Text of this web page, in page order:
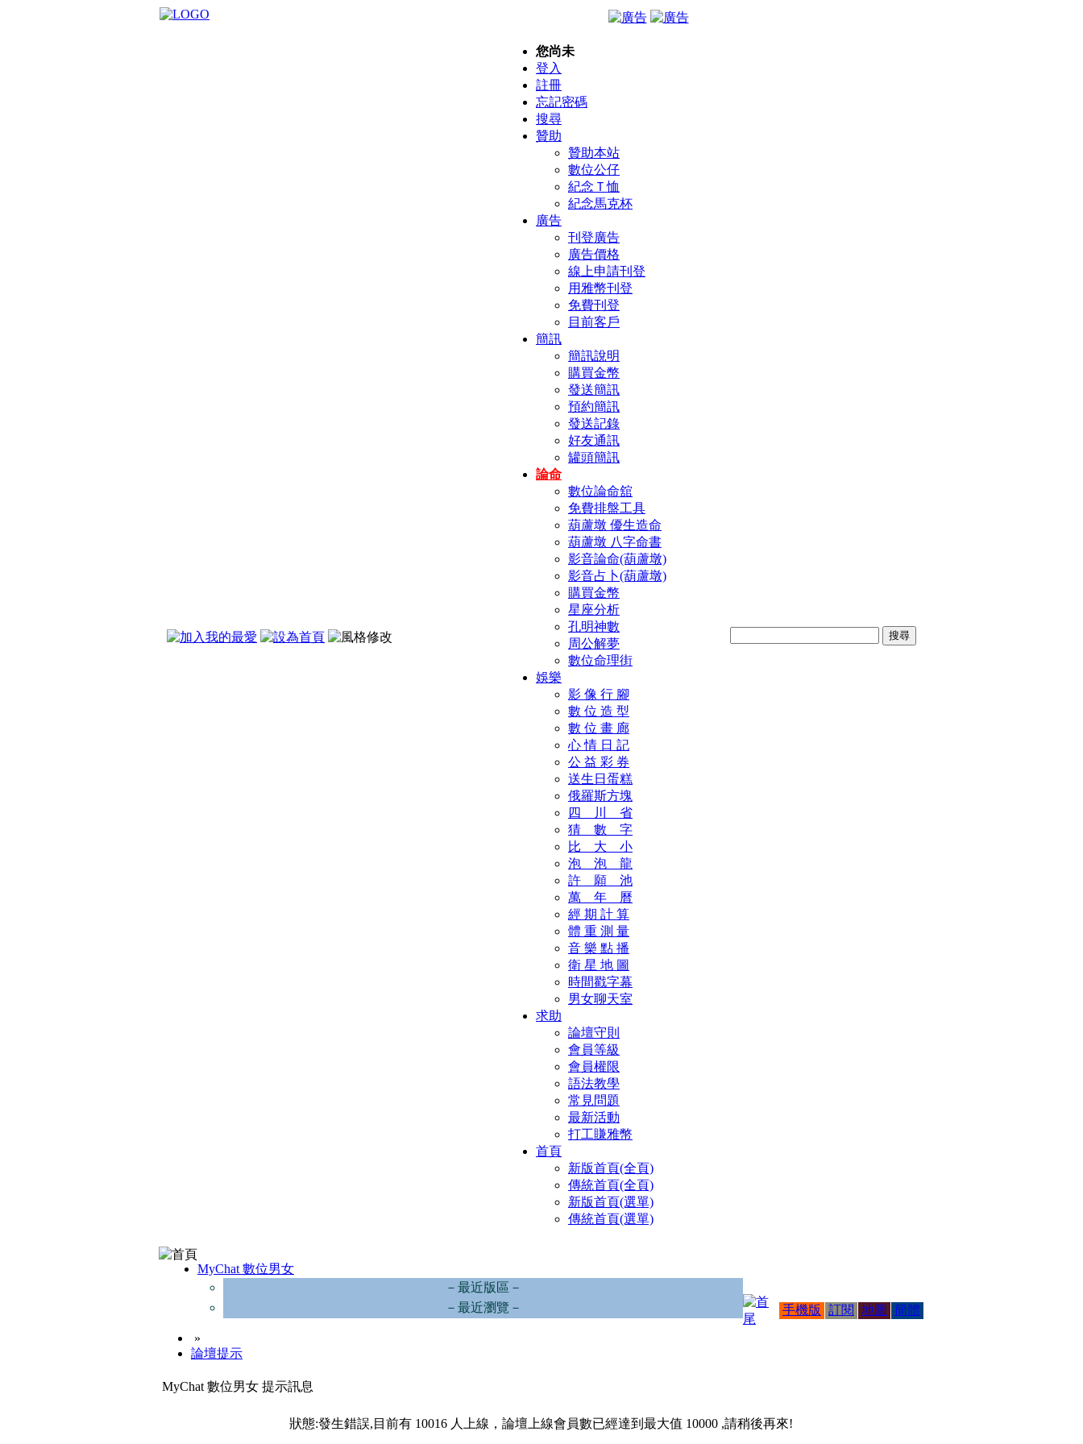
您尚未
登入
註冊
忘記密碼
搜尋
贊助
贊助本站
數位公仔
紀念Ｔ恤
紀念馬克杯
廣告
刊登廣告
廣告價格
線上申請刊登
用雅幣刊登
免費刊登
目前客戶
簡訊
簡訊說明
購買金幣
發送簡訊
預約簡訊
發送記錄
好友通訊
罐頭簡訊
論命
數位論命舘
免費排盤工具
葫蘆墩 優生造命
葫蘆墩 八字命書
影音論命(葫蘆墩)
影音占卜(葫蘆墩)
購買金幣
星座分析
孔明神數
周公解夢
數位命理街
娛樂
影 像 行 腳
數 位 造 型
數 位 畫 廊
心 情 日 記
公 益 彩 券
送生日蛋糕
俄羅斯方塊
四 川 省
猜 數 字
比 大 小
泡 泡 龍
許 願 池
萬 年 曆
經 期 計 算
體 重 測 量
音 樂 點 播
衛 星 地 圖
時間戳字幕
男女聊天室
求助
論壇守則
會員等級
會員權限
語法教學
常見問題
最新活動
打工賺雅幣
首頁
新版首頁(全頁)
傳統首頁(全頁)
新版首頁(選單)
傳統首頁(選單)
MyChat 數位男女
－最近版區－
－最近瀏覽－
»
論壇提示
手機版 訂閱 地圖 簡體
MyChat 數位男女 提示訊息
狀態:發生錯誤,目前有 10016 人上線，論壇上線會員數已經達到最大值 10000 ,請稍後再來!